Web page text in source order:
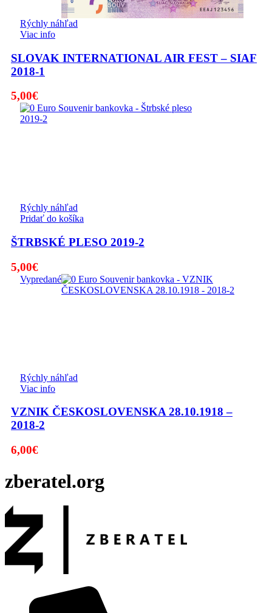
Rýchly náhľad
Viac info
SLOVAK INTERNATIONAL AIR FEST – SIAF
2018-1
5,00€
Rýchly náhľad
Pridať do košíka
ŠTRBSKÉ PLESO 2019-2
5,00€
Vypredané
Rýchly náhľad
Viac info
VZNIK ČESKOSLOVENSKA 28.10.1918 –
2018-2
6,00€
zberatel.org